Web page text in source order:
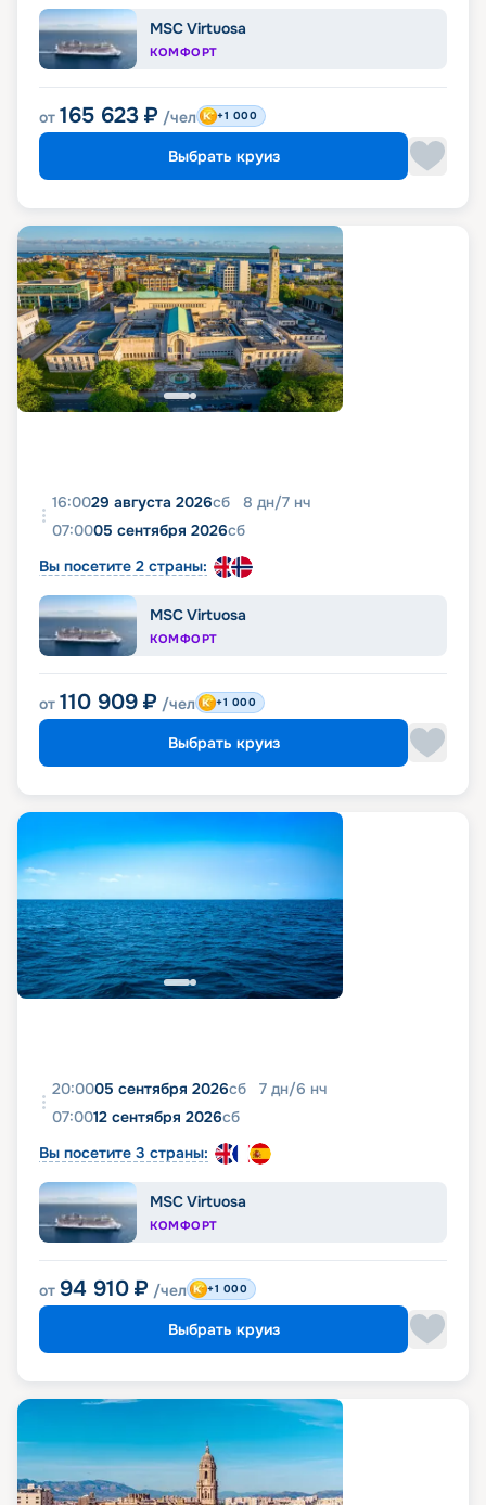
MSC Virtuosa
КОМФОРТ
от 165 623 ₽ /чел +1 000
Выбрать круиз
16:0029 августа 2026сб 8 дн/7 нч
07:0005 сентября 2026сб
Вы посетите 2 страны:
MSC Virtuosa
КОМФОРТ
от 110 909 ₽ /чел +1 000
Выбрать круиз
20:0005 сентября 2026сб 7 дн/6 нч
07:0012 сентября 2026сб
Вы посетите 3 страны:
MSC Virtuosa
КОМФОРТ
от 94 910 ₽ /чел +1 000
Выбрать круиз